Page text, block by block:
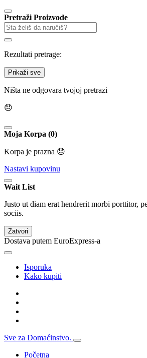
Pretraži Proizvode
Rezultati pretrage:
Prikaži sve
Ništa ne odgovara tvojoj pretrazi
😞
Moja Korpa (0)
Korpa je prazna 😞
Nastavi kupovinu
Wait List
Justo ut diam erat hendrerit morbi porttitor,
sociis.
Zatvori
Dostava putem EuroExpress-a
Isporuka
Kako kupiti
Sve za Domaćinstvo.
Početna